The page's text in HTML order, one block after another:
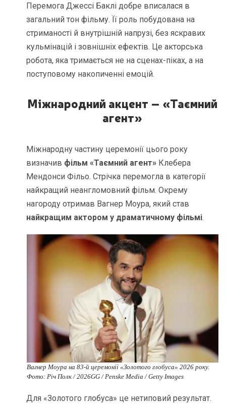
Перемога Джессі Баклі добре вписалася в
загальний тон фільму. Її роль побудована на
стриманості й внутрішній напрузі, без яскравих
кульмінацій і зовнішніх ефектів. Це акторська
робота, яка тримається не на сценах-піках, а на
поступовому накопиченні емоцій.
Міжнародний акцент – «Таємний
агент»
Міжнародну частину церемонії цього року
визначив фільм «Таємний агент» Клебера
Мендонси Фільо. Стрічка перемогла в категорії
найкращий неангломовний фільм. Окрему
нагороду отримав Вагнер Моура, який став
найкращим актором у драматичному фільмі.
Вагнер Моура на 83-й церемонії «Золотого глобуса» 2026 року.
Фото: Річ Полк / 2026GG / Penske Media / Getty Images
Для «Золотого глобуса» це нетиповий результат.